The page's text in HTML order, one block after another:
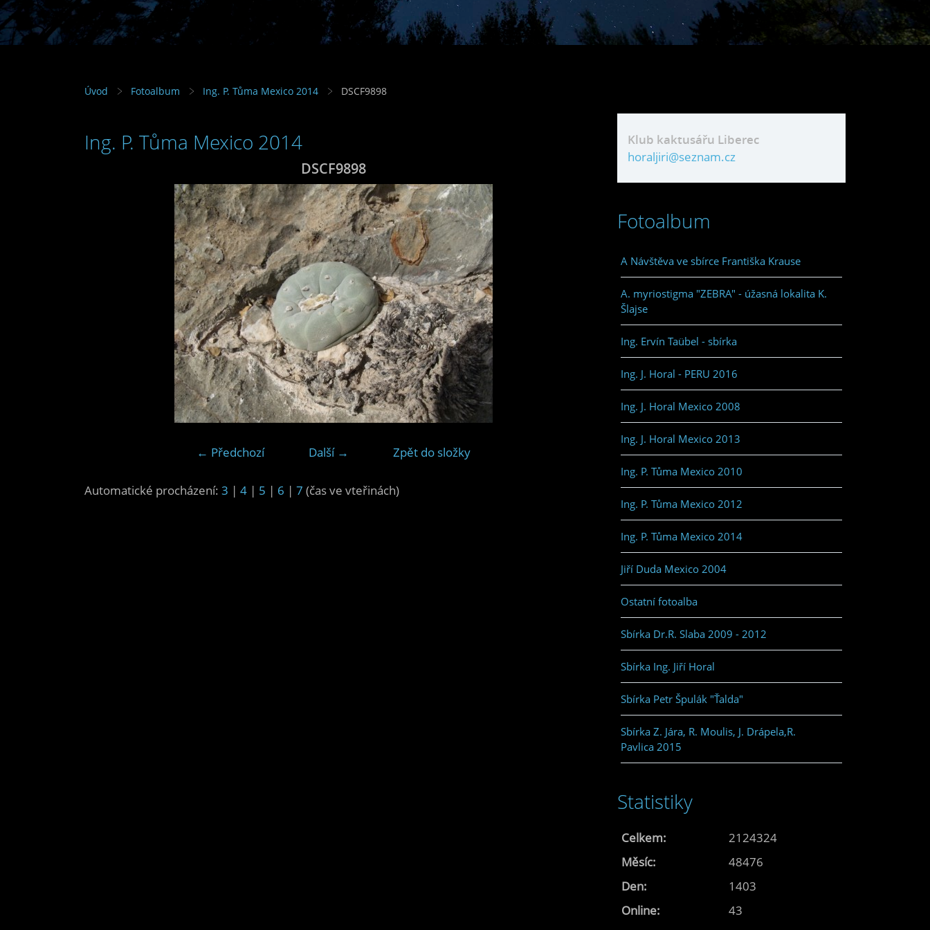
Úvod Fotoalbum Ing. P. Tůma Mexico 2014 DSCF9898
Ing. P. Tůma Mexico 2014
DSCF9898
← Předchozí Další → Zpět do složky
Automatické procházení: 3 | 4 | 5 | 6 | 7 (čas ve vteřinách)
Klub kaktusářu Liberec
horaljiri@seznam.cz
Fotoalbum
A Návštěva ve sbírce Františka Krause
A. myriostigma "ZEBRA" - úžasná lokalita K.
Šlajse
Ing. Ervín Taübel - sbírka
Ing. J. Horal - PERU 2016
Ing. J. Horal Mexico 2008
Ing. J. Horal Mexico 2013
Ing. P. Tůma Mexico 2010
Ing. P. Tůma Mexico 2012
Ing. P. Tůma Mexico 2014
Jiří Duda Mexico 2004
Ostatní fotoalba
Sbírka Dr.R. Slaba 2009 - 2012
Sbírka Ing. Jiří Horal
Sbírka Petr Špulák "Ťalda"
Sbírka Z. Jára, R. Moulis, J. Drápela,R.
Pavlica 2015
Statistiky
Online: 43
Celkem:
2124324
Měsíc:
48476
Den:
1403